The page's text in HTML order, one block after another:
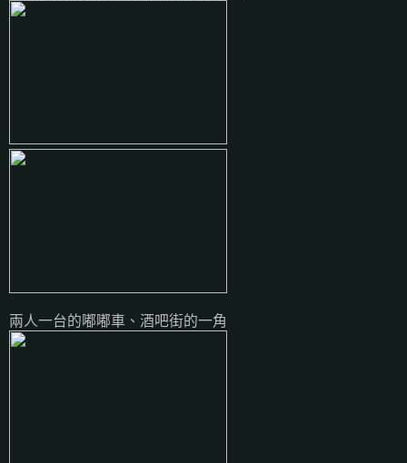
兩人一台的嘟嘟車、酒吧街的一角